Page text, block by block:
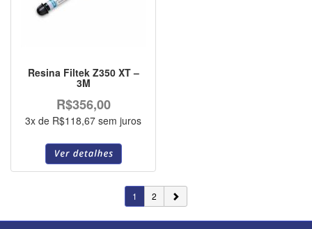
Resina Filtek Z350 XT –
3M
R$356,00
3x de R$118,67 sem juros
1 2